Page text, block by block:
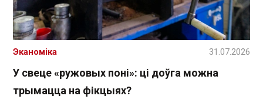
У свеце «ружовых поні»: ці доўга можна
трымацца на фікцыях?
Эканоміка 31.07.2026